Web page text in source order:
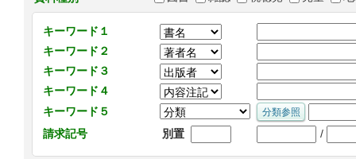
キーワード１
キーワード２
キーワード３
キーワード４
キーワード５
請求記号
別置 /